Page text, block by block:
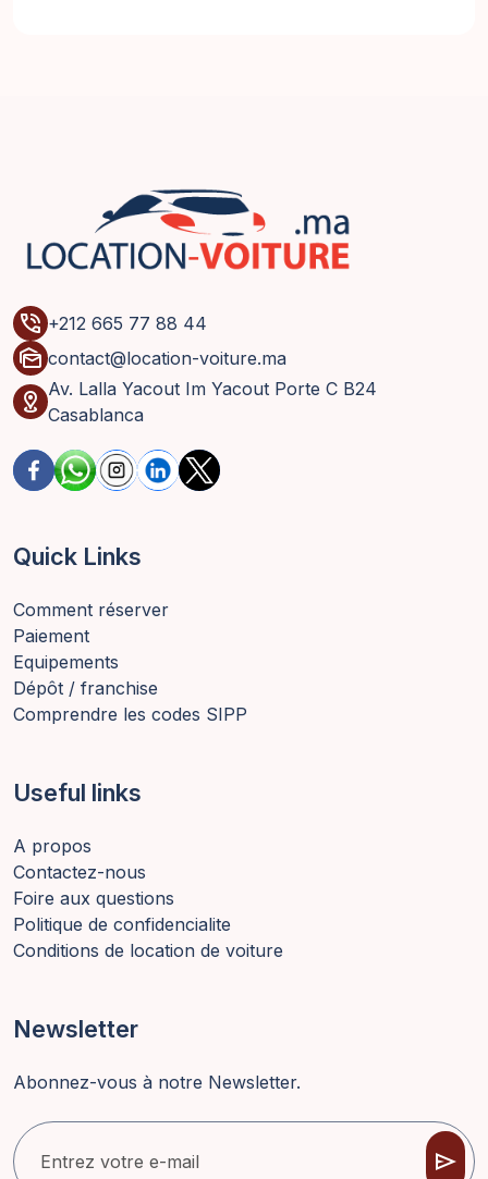
phone_in_talk +212 665 77 88 44
mark_as_unread contact@location-voiture.ma
distance Av. Lalla Yacout Im Yacout Porte C B24
Casablanca
Quick Links
Comment réserver
Paiement
Equipements
Dépôt / franchise
Comprendre les codes SIPP
Useful links
A propos
Contactez-nous
Foire aux questions
Politique de confidencialite
Conditions de location de voiture
Newsletter
Abonnez-vous à notre Newsletter.
send